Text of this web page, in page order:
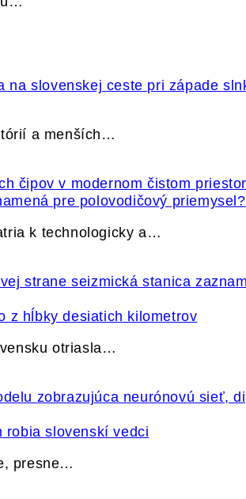
a menších…
pre polovodičový priemysel?
k technologicky a…
z hĺbky desiatich kilometrov
otriasla…
robia slovenskí vedci
presne…